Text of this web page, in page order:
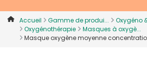
Denmark
Deutschland
Accueil Gamme de produi...
Oxygéno
Oxygénothérapie
Masques à oxygè...
Masque oxygène moyenne